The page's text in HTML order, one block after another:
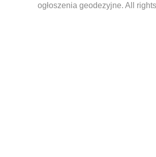
ogłoszenia geodezyjne. All